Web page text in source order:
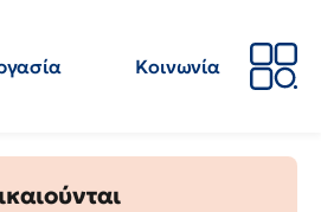
Κοινωνία